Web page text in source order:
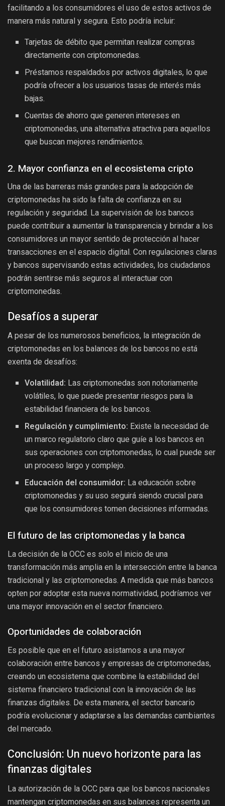
facilitando a los consumidores el uso de estos activos de
manera más natural y segura. Esto podría incluir:
Tarjetas de débito que permitan realizar compras
directamente con criptomonedas.
Préstamos respaldados por activos digitales, lo que
podría ofrecer a los usuarios tasas de interés más
bajas.
Cuentas de ahorro que generen intereses en
criptomonedas, una alternativa atractiva para aquellos
que buscan mejores rendimientos.
2. Mayor confianza en el ecosistema cripto
Una de las barreras más grandes para la adopción de
criptomonedas ha sido la falta de confianza en su
regulación y seguridad. La supervisión de los bancos
puede contribuir a aumentar la transparencia y brindar a los
consumidores un mayor sentido de protección al hacer
transacciones en el espacio digital. Con regulaciones claras
y bancos supervisando estas actividades, los ciudadanos
podrán sentirse más seguros al interactuar con
criptomonedas.
Desafíos a superar
A pesar de los numerosos beneficios, la integración de
criptomonedas en los balances de los bancos no está
exenta de desafíos:
Volatilidad: Las criptomonedas son notoriamente
volátiles, lo que puede presentar riesgos para la
estabilidad financiera de los bancos.
Regulación y cumplimiento: Existe la necesidad de
un marco regulatorio claro que guíe a los bancos en
sus operaciones con criptomonedas, lo cual puede ser
un proceso largo y complejo.
Educación del consumidor: La educación sobre
criptomonedas y su uso seguirá siendo crucial para
que los consumidores tomen decisiones informadas.
El futuro de las criptomonedas y la banca
La decisión de la OCC es solo el inicio de una
transformación más amplia en la intersección entre la banca
tradicional y las criptomonedas. A medida que más bancos
opten por adoptar esta nueva normatividad, podríamos ver
una mayor innovación en el sector financiero.
Oportunidades de colaboración
Es posible que en el futuro asistamos a una mayor
colaboración entre bancos y empresas de criptomonedas,
creando un ecosistema que combine la estabilidad del
sistema financiero tradicional con la innovación de las
finanzas digitales. De esta manera, el sector bancario
podría evolucionar y adaptarse a las demandas cambiantes
del mercado.
Conclusión: Un nuevo horizonte para las
finanzas digitales
La autorización de la OCC para que los bancos nacionales
mantengan criptomonedas en sus balances representa un